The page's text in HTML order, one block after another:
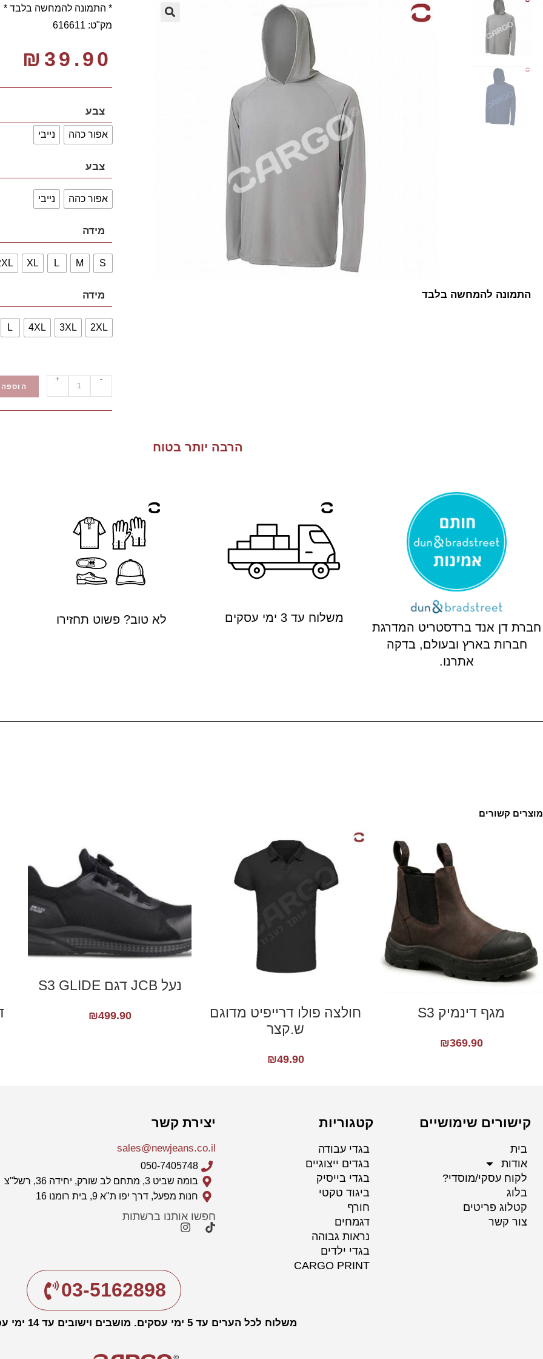
התמונה להמחשה בלבד
* התמונה להמחשה בלבד *
מק"ט: 616611
₪ 39.90
צבע
אפור כהה נייבי
צבע
אפור כהה נייבי
מידה
S
M
L
XL
מידה
2XL
3XL
4XL
L
-
+
הרבה יותר בטוח
חברת דן אנד ברדסטריט המדרגת
חברות בארץ ובעולם, בדקה
אתרנו.
משלוח עד 3 ימי עסקים לא טוב? פשוט תחזירו
מוצרים קשורים
מגף דינמיק S3
₪369.90
חולצה פולו דרייפיט מדוגם
ש.קצר
₪49.90
נעל JCB דגם S3 GLIDE
₪499.90
קישורים שימושיים
בית
אודות
לקוח עסקי/מוסדי?
בלוג
קטלוג פריטים
צור קשר
קטגוריות
בגדי עבודה
בגדים ייצוגיים
בגדי בייסיק
ביגוד טקטי
חורף
דגמחים
נראות גבוהה
בגדי ילדים
CARGO PRINT
יצירת קשר
sales@newjeans.co.il
050-7405748
בומה שביט 3, מתחם לב שורק, יחידה 36, רשל"צ
חנות מפעל, דרך יפו ת"א 9, בית רומנו 16
חפשו אותנו ברשתות
03-5162898
משלוח לכל הערים עד 5 ימי עסקים. מושבים וישובים עד 14 ימי עסקים.